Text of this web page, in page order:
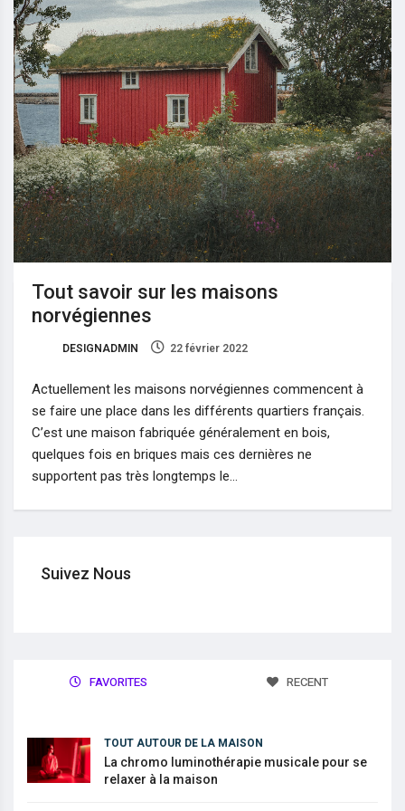
Tout savoir sur les maisons
norvégiennes
DESIGNADMIN 22 février 2022
Actuellement les maisons norvégiennes commencent à
se faire une place dans les différents quartiers français.
C’est une maison fabriquée généralement en bois,
quelques fois en briques mais ces dernières ne
supportent pas très longtemps le…
Suivez Nous
FAVORITES RECENT
TOUT AUTOUR DE LA MAISON
La chromo luminothérapie musicale pour se
relaxer à la maison